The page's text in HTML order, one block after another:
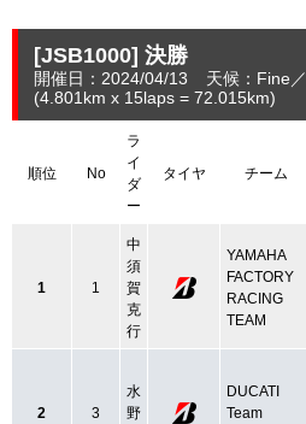
[JSB1000] 決勝
開催日：2024/04/13 天候：Fine
(4.801km x 15laps = 72.015km)
順位 No
ラ
イ
ダ
ー
タイヤ チーム
1 1
中
須
賀
克
行
YAMAHA
FACTORY
RACING
TEAM
2 3
水
野
DUCATI
Team